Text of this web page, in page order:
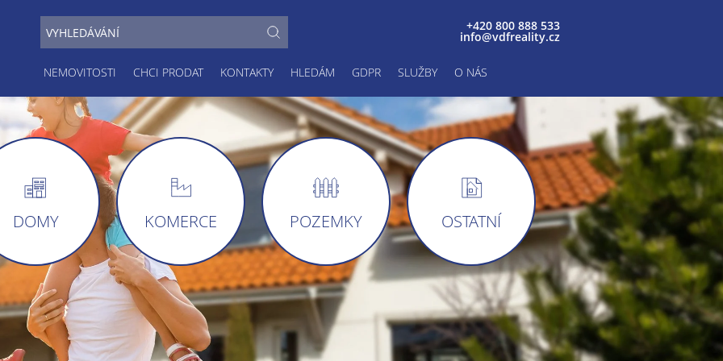
NEMOVITOSTI CHCI PRODAT KONTAKTY HLEDÁM GDPR SLUŽBY O NÁS
+420 800 888 533
info@vdfreality.cz
DOMY KOMERCE POZEMKY OSTATNÍ